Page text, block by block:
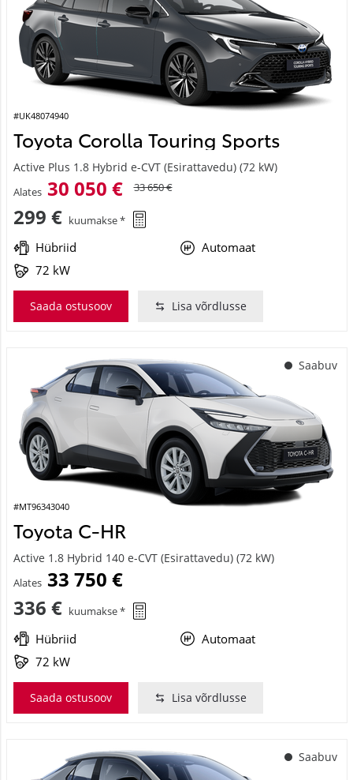
#UK48074940
Toyota Corolla Touring Sports
Active Plus 1.8 Hybrid e-CVT (Esirattavedu) (72 kW)
Alates 30 050 € 33 650 €
299 € kuumakse *
Hübriid
Automaat
72 kW
Saada ostusoov Lisa võrdlusse
Saabuv
#MT96343040
Toyota C-HR
Active 1.8 Hybrid 140 e-CVT (Esirattavedu) (72 kW)
Alates 33 750 €
336 € kuumakse *
Hübriid
Automaat
72 kW
Saada ostusoov Lisa võrdlusse
Saabuv